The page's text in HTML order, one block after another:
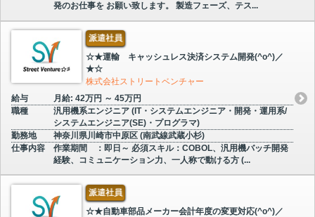
発のお仕事を お願い致します。 製造フェーズ、テス...
派遣社員
☆★運輸 キャッシュレス決済システム開発(^o^)／
★☆
株式会社ストリートベンチャー
給与
月給: 42万円 ～ 45万円
職種
汎用機系エンジニア (IT・システムエンジニア・開発・運用系/
システムエンジニア(SE)・プログラマ)
勤務地
神奈川県川崎市中原区 (南武線武蔵小杉)
仕事内容
作業期間 ：即日～ 必須スキル：COBOL、汎用機バッチ開発
経験、コミュニケーション力、一人称で動ける方 (...
派遣社員
☆★自動車部品メーカー会計年度の変更対応(^o^)／